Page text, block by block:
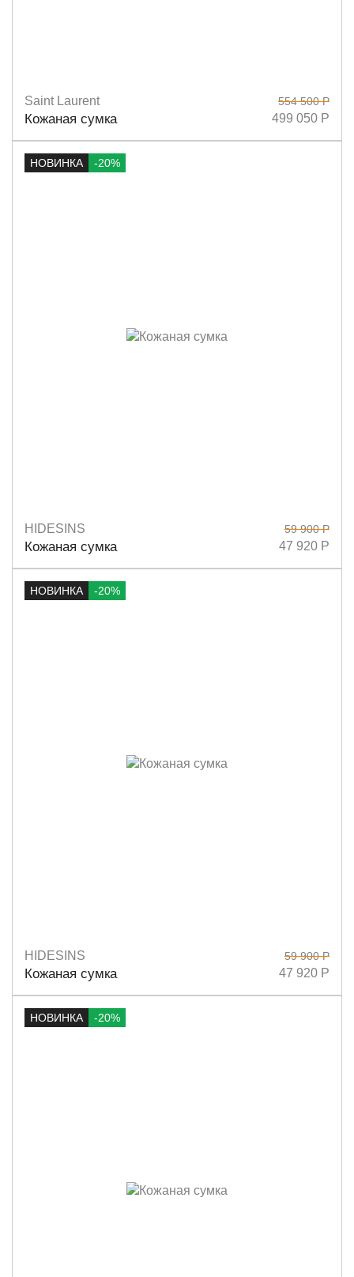
Размеры
Saint Laurent
Кожаная сумка
554 500 Р
499 050 Р
НОВИНКА -20%
Размеры
HIDESINS
Кожаная сумка
59 900 Р
47 920 Р
НОВИНКА -20%
Размеры
HIDESINS
Кожаная сумка
59 900 Р
47 920 Р
НОВИНКА -20%